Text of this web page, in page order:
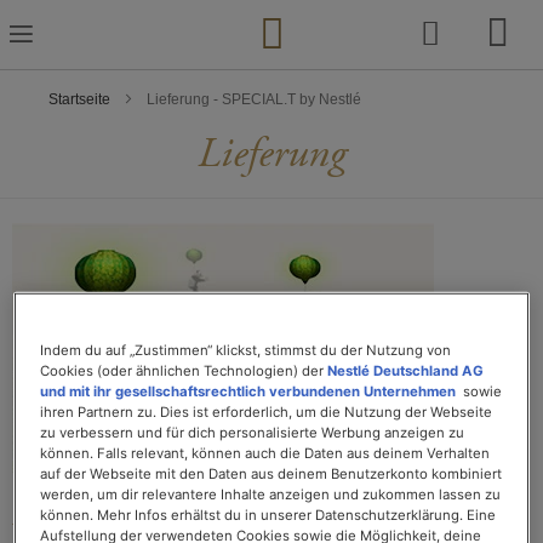
Inhalt
springen
Startseite Lieferung - SPECIAL.T by Nestlé
Lieferung
Lieferung:
Indem du auf „Zustimmen“ klickst, stimmst du der Nutzung von
Cookies (oder ähnlichen Technologien) derNestlé Deutschland AG
und mit ihr gesellschaftsrechtlich verbundenen Unternehmen sowie
ihren Partnern zu. Dies ist erforderlich, um die Nutzung der Webseite
zu verbessern und für dich personalisierte Werbung anzeigen zu
können. Falls relevant, können auch die Daten aus deinem Verhalten
auf der Webseite mit den Daten aus deinem Benutzerkonto kombiniert
werden, um dir relevantere Inhalte anzeigen und zukommen lassen zu
können. Mehr Infos erhältst du in unserer Datenschutzerklärung. Eine
Aufstellung der verwendeten Cookies sowie die Möglichkeit, deine